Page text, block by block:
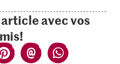
avec vos